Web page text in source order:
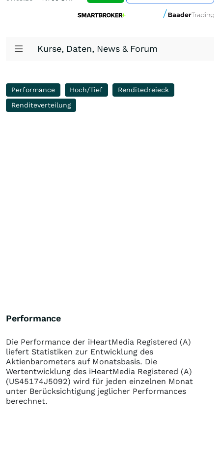
Kurse, Daten, News & Forum
Performance Hoch/Tief
Renditedreieck
Renditeverteilung
Performance
Die Performance der iHeartMedia Registered (A)
liefert Statistiken zur Entwicklung des
Aktienbarometers auf Monatsbasis. Die
Wertentwicklung des iHeartMedia Registered (A)
(US45174J5092) wird für jeden einzelnen Monat
unter Berücksichtigung jeglicher Performances
berechnet.